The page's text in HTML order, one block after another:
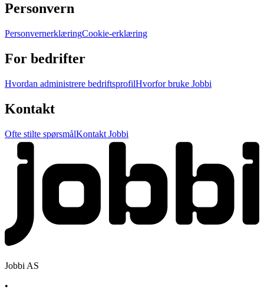
Personvern
PersonvernerklæringCookie-erklæring
For bedrifter
Hvordan administrere bedriftsprofilHvorfor bruke Jobbi
Kontakt
Ofte stilte spørsmålKontakt Jobbi
Jobbi AS
•